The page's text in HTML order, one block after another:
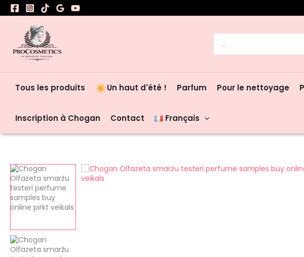
Aller
au
Tous les produits Un haut d'été ! Parfum Pour le nettoyage
Inscription à Chogan Contact Français